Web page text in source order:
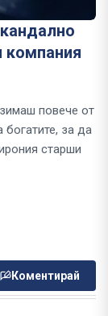
повече от
за да
старши
Коментирай